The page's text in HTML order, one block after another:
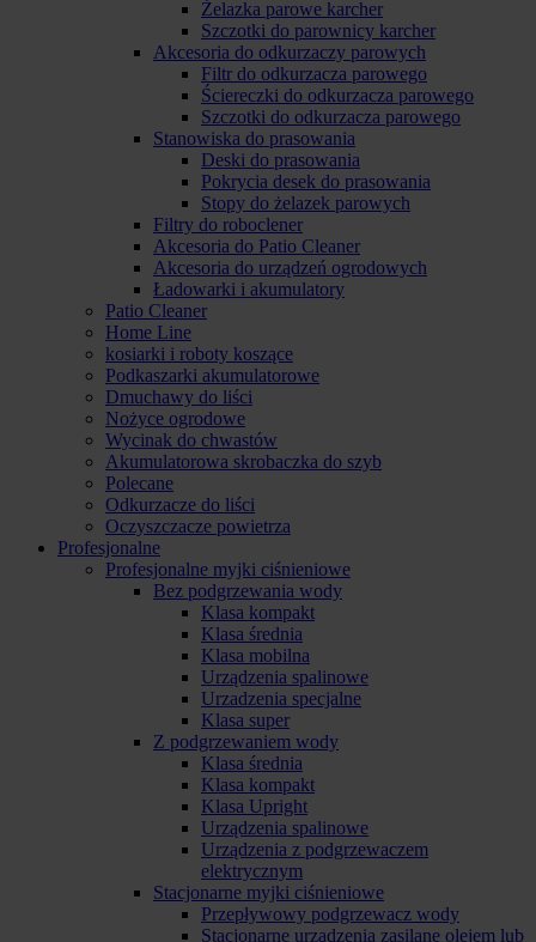
Żelazka parowe karcher
Szczotki do parownicy karcher
Akcesoria do odkurzaczy parowych
Filtr do odkurzacza parowego
Ściereczki do odkurzacza parowego
Szczotki do odkurzacza parowego
Stanowiska do prasowania
Deski do prasowania
Pokrycia desek do prasowania
Stopy do żelazek parowych
Filtry do roboclener
Akcesoria do Patio Cleaner
Akcesoria do urządzeń ogrodowych
Ładowarki i akumulatory
Patio Cleaner
Home Line
kosiarki i roboty koszące
Podkaszarki akumulatorowe
Dmuchawy do liści
Nożyce ogrodowe
Wycinak do chwastów
Akumulatorowa skrobaczka do szyb
Polecane
Odkurzacze do liści
Oczyszczacze powietrza
Profesjonalne
Profesjonalne myjki ciśnieniowe
Bez podgrzewania wody
Klasa kompakt
Klasa średnia
Klasa mobilna
Urządzenia spalinowe
Urzadzenia specjalne
Klasa super
Z podgrzewaniem wody
Klasa średnia
Klasa kompakt
Klasa Upright
Urządzenia spalinowe
Urządzenia z podgrzewaczem
elektrycznym
Stacjonarne myjki ciśnieniowe
Przepływowy podgrzewacz wody
Stacjonarne urządzenia zasilane olejem lub